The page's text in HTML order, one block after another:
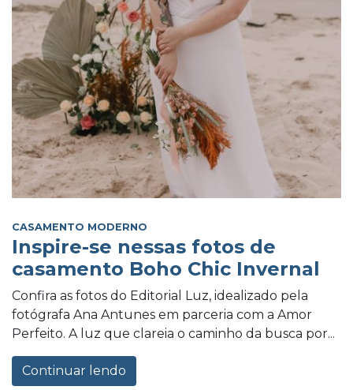
CASAMENTO MODERNO
Inspire-se nessas fotos de
casamento Boho Chic Invernal
Confira as fotos do Editorial Luz, idealizado pela
fotógrafa Ana Antunes em parceria com a Amor
Perfeito. A luz que clareia o caminho da busca por...
Continuar lendo